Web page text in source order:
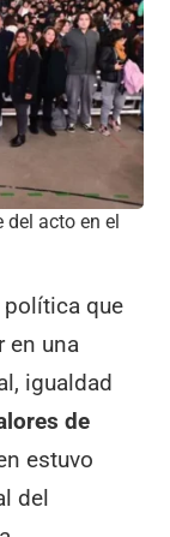
acto en el
política que
en una
igualdad
de
estuvo
del